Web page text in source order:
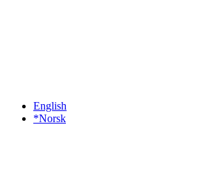
English
*Norsk